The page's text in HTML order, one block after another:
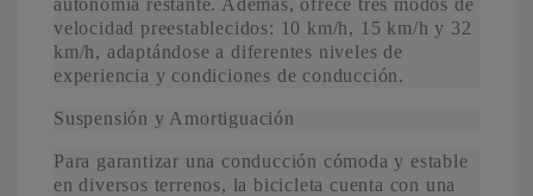
autonomía restante. Además, ofrece tres modos de
velocidad preestablecidos: 10 km/h, 15 km/h y 32
km/h, adaptándose a diferentes niveles de
experiencia y condiciones de conducción.
Suspensión y Amortiguación
Para garantizar una conducción cómoda y estable
en diversos terrenos, la bicicleta cuenta con una